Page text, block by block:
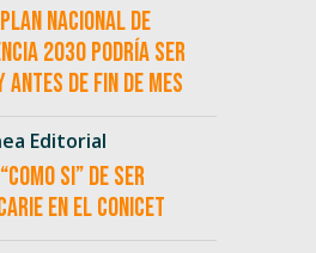
Nacional de
2030 podría ser
antes de fin de mes
Editorial
si” de ser
en el CONICET